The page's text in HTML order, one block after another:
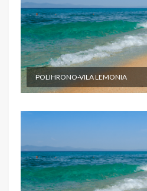
POLIHRONO-VILA LEMONIA